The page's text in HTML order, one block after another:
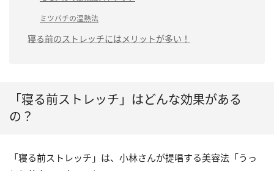
ミツバチの温熱法
寝る前のストレッチにはメリットが多い！
「寝る前ストレッチ」はどんな効果がある
の？
「寝る前ストレッチ」は、小林さんが提唱する美容法「うっ